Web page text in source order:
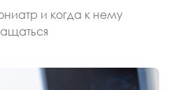
и когда к нему